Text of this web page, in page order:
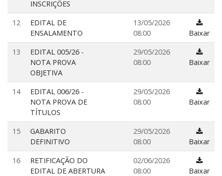
INSCRIÇÕES
12
EDITAL DE
ENSALAMENTO
13/05/2026
08:00
Baixar
13
EDITAL 005/26 -
NOTA PROVA
OBJETIVA
29/05/2026
08:00
Baixar
14
EDITAL 006/26 -
NOTA PROVA DE
TÍTULOS
29/05/2026
08:00
Baixar
15
GABARITO
DEFINITIVO
29/05/2026
08:00
Baixar
16
RETIFICAÇÃO DO
EDITAL DE ABERTURA
02/06/2026
08:00
Baixar